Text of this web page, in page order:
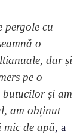
pergole cu
o
dar și
pe o
și am
am obținut
mic de apă, a